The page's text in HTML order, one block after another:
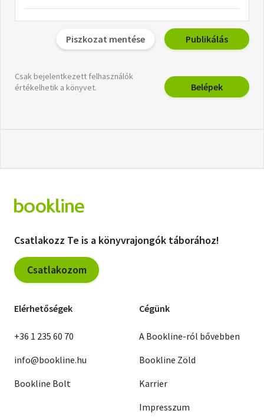
Piszkozat mentése Publikálás
Csak bejelentkezett felhasználók
értékelhetik a könyvet.
Belépek
Csatlakozz Te is a könyvrajongók táborához!
Csatlakozom
Elérhetőségek
+36 1 235 60 70
info@bookline.hu
Bookline Bolt
Cégünk
A Bookline-ról bővebben
Bookline Zöld
Karrier
Impresszum